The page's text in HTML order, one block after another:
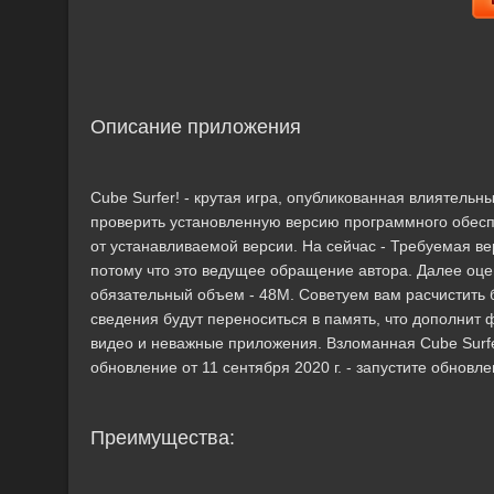
Описание приложения
Cube Surfer! - крутая игра, опубликованная
проверить установленную версию программного
от устанавливаемой версии. На сейчас - Требуемая
потому что это ведущее обращение автора. Далее
обязательный объем - 48M. Советуем вам
сведения будут переноситься в память, что
видео и неважные приложения. Взломанная Cube
обновление от 11 сентября 2020 г. - запустите
Преимущества: